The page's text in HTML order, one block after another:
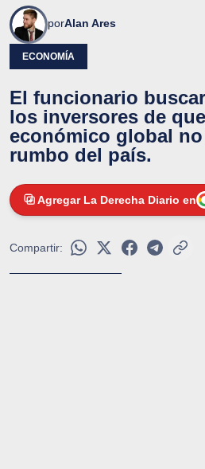
porAlan Ares
ECONOMÍA
El funcionario
los inversores de
económico global
rumbo del país.
Agregar La Derecha Diario en
Compartir: